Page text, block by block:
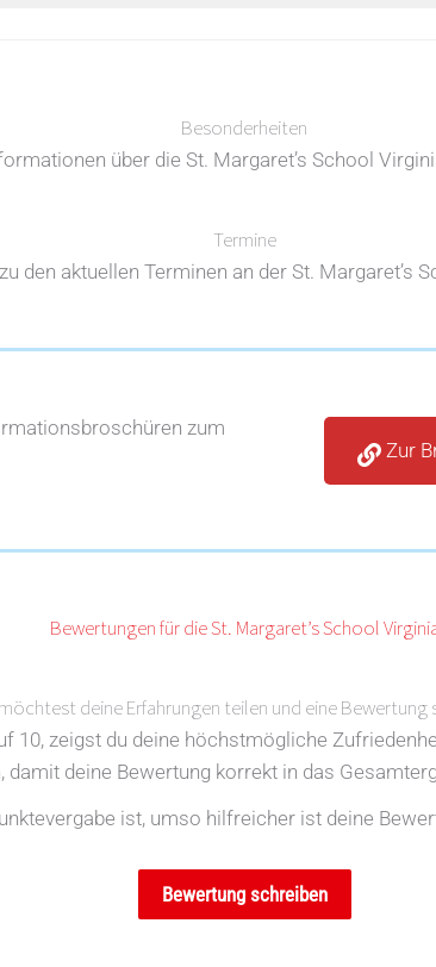
Besonderheiten
über die St. Margaret’s School
Termine
den aktuellen Terminen an der St. Margaret’s
zum
Zur
Bewertungen für die St. Margaret’s School
deine Erfahrungen teilen und eine Bewertung
10, zeigst du deine höchstmögliche
deine Bewertung korrekt in das
ist, umso hilfreicher ist deine
Bewertung schreiben